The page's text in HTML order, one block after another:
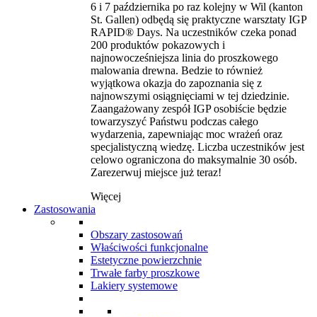
6 i 7 października po raz kolejny w Wil (kanton
St. Gallen) odbędą się praktyczne warsztaty IGP
RAPID® Days. Na uczestników czeka ponad
200 produktów pokazowych i
najnowocześniejsza linia do proszkowego
malowania drewna. Bedzie to również
wyjątkowa okazja do zapoznania się z
najnowszymi osiągnięciami w tej dziedzinie.
Zaangażowany zespół IGP osobiście będzie
towarzyszyć Państwu podczas całego
wydarzenia, zapewniając moc wrażeń oraz
specjalistyczną wiedzę. Liczba uczestników jest
celowo ograniczona do maksymalnie 30 osób.
Zarezerwuj miejsce już teraz!
Więcej
Zastosowania
Obszary zastosowań
Właściwości funkcjonalne
Estetyczne powierzchnie
Trwałe farby proszkowe
Lakiery systemowe